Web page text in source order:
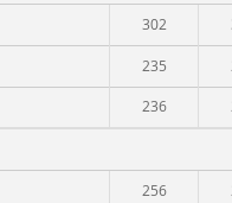
302
235
236
256